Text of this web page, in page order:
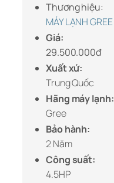
Thương hiệu:
MÁY LẠNH GREE
Giá:
29.500.000đ
Xuất xứ:
Trung Quốc
Hãng máy lạnh:
Gree
Bảo hành:
2 Năm
Công suất:
4.5HP